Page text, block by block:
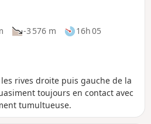
-3 576 m
16h 05
rives droite puis gauche de la
toujours en contact avec
tumultueuse.